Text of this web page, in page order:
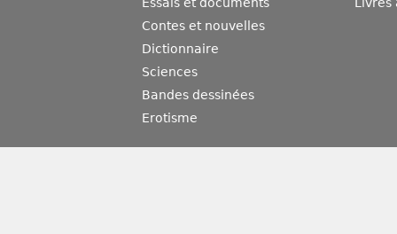
Essais et documents
Contes et nouvelles
Dictionnaire
Sciences
Bandes dessinées
Erotisme
Livres